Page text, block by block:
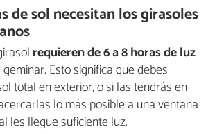
de sol necesitan los girasoles
requieren de 6 a 8 horas de luz
Esto significa que debes
total en exterior, o si las tendrás en
lo más posible a una ventana
les llegue suficiente luz.